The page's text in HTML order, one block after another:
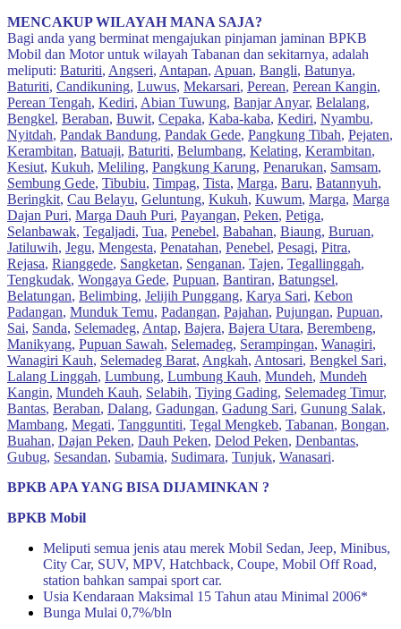
MENCAKUP WILAYAH MANA SAJA?
Bagi anda yang berminat mengajukan pinjaman jaminan BPKB
Mobil dan Motor untuk wilayah Tabanan dan sekitarnya, adalah
meliputi: Baturiti, Angseri, Antapan, Apuan, Bangli, Batunya,
Baturiti, Candikuning, Luwus, Mekarsari, Perean, Perean Kangin,
Perean Tengah, Kediri, Abian Tuwung, Banjar Anyar, Belalang,
Bengkel, Beraban, Buwit, Cepaka, Kaba-kaba, Kediri, Nyambu,
Nyitdah, Pandak Bandung, Pandak Gede, Pangkung Tibah, Pejaten,
Kerambitan, Batuaji, Baturiti, Belumbang, Kelating, Kerambitan,
Kesiut, Kukuh, Meliling, Pangkung Karung, Penarukan, Samsam,
Sembung Gede, Tibubiu, Timpag, Tista, Marga, Baru, Batannyuh,
Beringkit, Cau Belayu, Geluntung, Kukuh, Kuwum, Marga, Marga
Dajan Puri, Marga Dauh Puri, Payangan, Peken, Petiga,
Selanbawak, Tegaljadi, Tua, Penebel, Babahan, Biaung, Buruan,
Jatiluwih, Jegu, Mengesta, Penatahan, Penebel, Pesagi, Pitra,
Rejasa, Rianggede, Sangketan, Senganan, Tajen, Tegallinggah,
Tengkudak, Wongaya Gede, Pupuan, Bantiran, Batungsel,
Belatungan, Belimbing, Jelijih Punggang, Karya Sari, Kebon
Padangan, Munduk Temu, Padangan, Pajahan, Pujungan, Pupuan,
Sai, Sanda, Selemadeg, Antap, Bajera, Bajera Utara, Berembeng,
Manikyang, Pupuan Sawah, Selemadeg, Serampingan, Wanagiri,
Wanagiri Kauh, Selemadeg Barat, Angkah, Antosari, Bengkel Sari,
Lalang Linggah, Lumbung, Lumbung Kauh, Mundeh, Mundeh
Kangin, Mundeh Kauh, Selabih, Tiying Gading, Selemadeg Timur,
Bantas, Beraban, Dalang, Gadungan, Gadung Sari, Gunung Salak,
Mambang, Megati, Tangguntiti, Tegal Mengkeb, Tabanan, Bongan,
Buahan, Dajan Peken, Dauh Peken, Delod Peken, Denbantas,
Gubug, Sesandan, Subamia, Sudimara, Tunjuk, Wanasari.
BPKB APA YANG BISA DIJAMINKAN ?
BPKB Mobil
Meliputi semua jenis atau merek Mobil Sedan, Jeep, Minibus,
City Car, SUV, MPV, Hatchback, Coupe, Mobil Off Road,
station bahkan sampai sport car.
Usia Kendaraan Maksimal 15 Tahun atau Minimal 2006*
Bunga Mulai 0,7%/bln